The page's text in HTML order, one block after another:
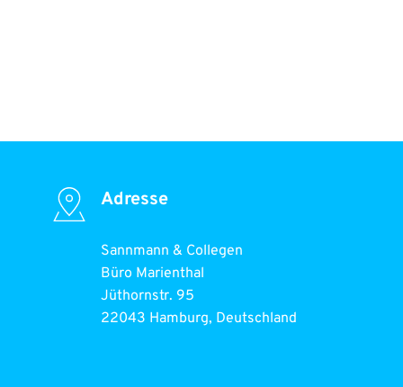
Adresse
Sannmann & Collegen
Büro Marienthal
Jüthornstr. 95
22043 Hamburg, Deutschland